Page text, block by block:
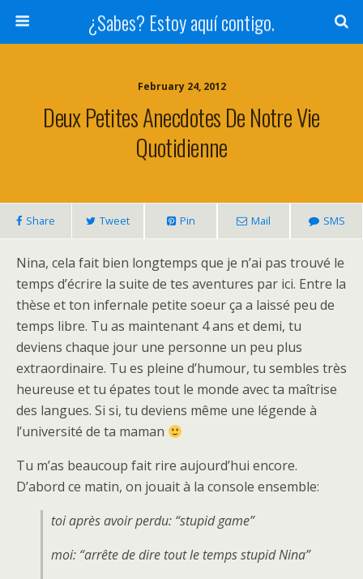
¿Sabes? Estoy aquí contigo.
February 24, 2012
Deux Petites Anecdotes De Notre Vie
Quotidienne
Share Tweet Pin Mail SMS
Nina, cela fait bien longtemps que je n’ai pas trouvé le
temps d’écrire la suite de tes aventures par ici. Entre la
thèse et ton infernale petite soeur ça a laissé peu de
temps libre. Tu as maintenant 4 ans et demi, tu
deviens chaque jour une personne un peu plus
extraordinaire. Tu es pleine d’humour, tu sembles très
heureuse et tu épates tout le monde avec ta maîtrise
des langues. Si si, tu deviens même une légende à
l’université de ta maman
Tu m’as beaucoup fait rire aujourd’hui encore.
D’abord ce matin, on jouait à la console ensemble:
toi après avoir perdu: “stupid game”
moi: “arrête de dire tout le temps stupid Nina”